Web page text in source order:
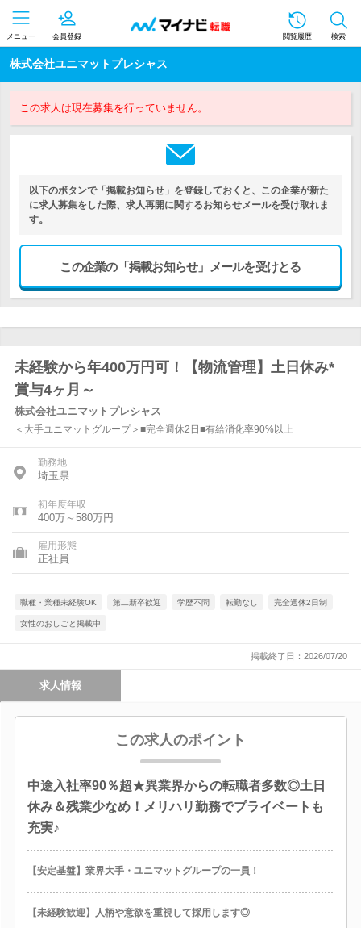
メニュー 会員登録 閲覧履歴 検索
株式会社ユニマットプレシャス
この求人は現在募集を行っていません。
以下のボタンで「掲載お知らせ」を登録しておくと、この企業が新た
に求人募集をした際、求人再開に関するお知らせメールを受け取れま
す。
この企業の「掲載お知らせ」メールを受けとる
未経験から年400万円可！【物流管理】土日休み*
賞与4ヶ月～
株式会社ユニマットプレシャス
＜大手ユニマットグループ＞■完全週休2日■有給消化率90%以上
勤務地
埼玉県
初年度年収
400万～580万円
雇用形態
正社員
職種・業種未経験OK 第二新卒歓迎 学歴不問 転勤なし 完全週休2日制
女性のおしごと掲載中
掲載終了日：2026/07/20
求人情報
この求人のポイント
中途入社率90％超★異業界からの転職者多数◎土日
休み＆残業少なめ！メリハリ勤務でプライベートも
充実♪
【安定基盤】業界大手・ユニマットグループの一員！
【未経験歓迎】人柄や意欲を重視して採用します◎